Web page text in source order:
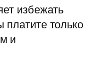
избежать
только
и